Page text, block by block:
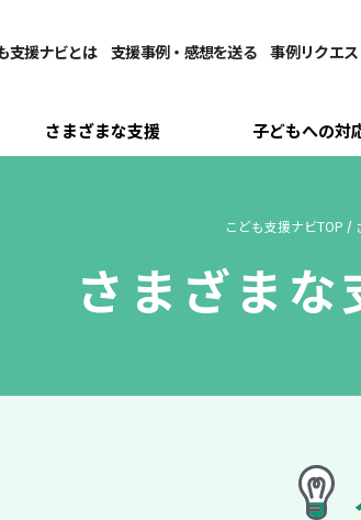
支援ナビとは 支援事例・感想を送る 事例リクエ
さまざまな支援 子どもへの対
こども支援ナビTOP /
さまざまな